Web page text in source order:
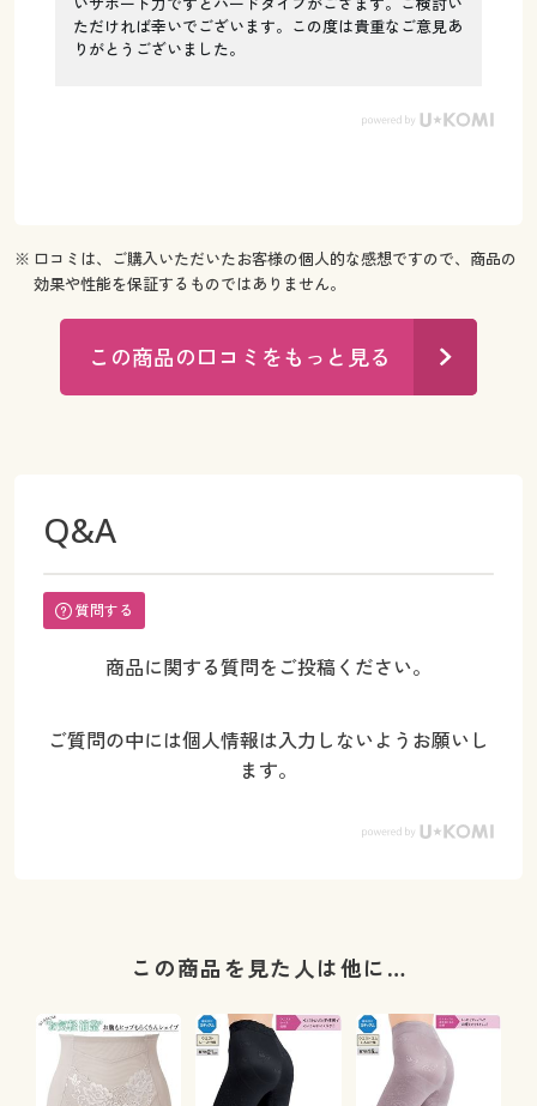
ただければ幸いでございます。この度は貴重なご意見あ
りがとうございました。
※ 口コミは、ご購入いただいたお客様の個人的な感想ですので、商品の
効果や性能を保証するものではありません。
この商品の口コミをもっと見る
Q&A
質問する
商品に関する質問をご投稿ください。
ご質問の中には個人情報は入力しないようお願いし
ます。
この商品を見た人は他に…